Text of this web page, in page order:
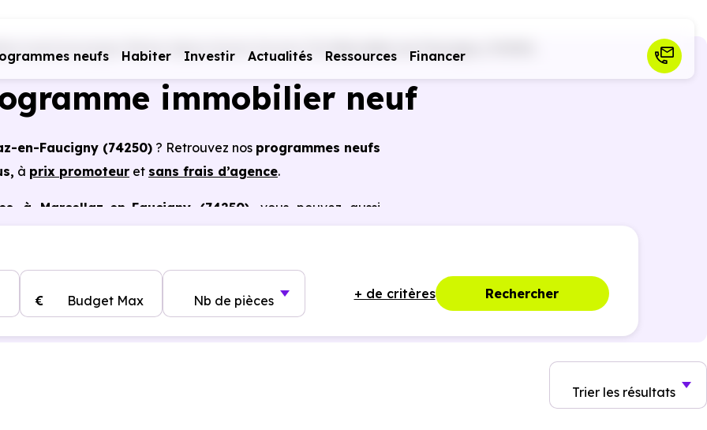
neufs Habiter Investir Actualités Ressources Financer
neufs Auvergne-Rhône-Alpes Haute-Savoie (74) Marcellaz-en-Faucigny (74250)
immobilier neuf
en-Faucigny (74250) ? Retrouvez nos programmes neufs
à prix promoteur et sans frais d’agence.
à Marcellaz-en-Faucigny (74250) , vous pouvez aussi
Budget Max
€ Nb de pièces + de critères Rechercher
Trier les résultats